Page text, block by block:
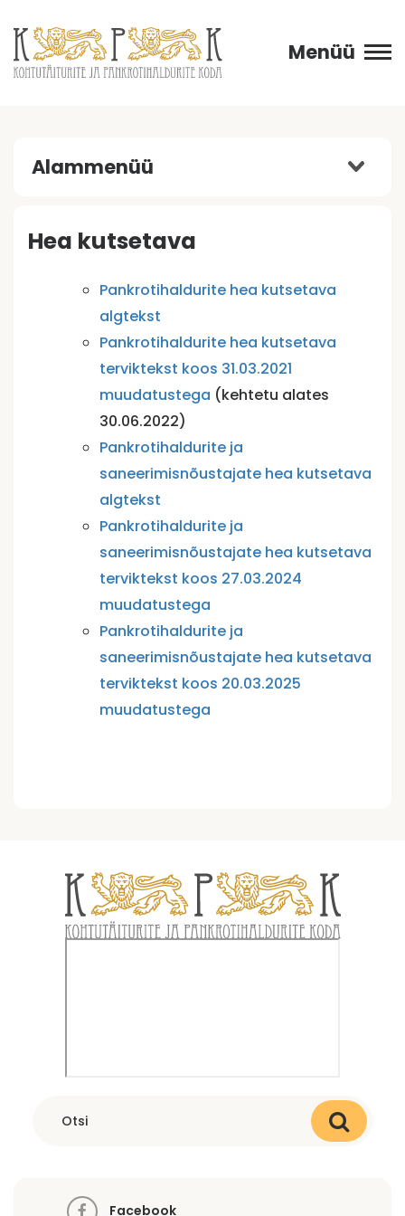
Menüü
Alammenüü
Hea kutsetava
Pankrotihaldurite hea kutsetava
algtekst
Pankrotihaldurite hea kutsetava
terviktekst koos 31.03.2021
muudatustega (kehtetu alates
30.06.2022)
Pankrotihaldurite ja
saneerimisnõustajate hea kutsetava
algtekst
Pankrotihaldurite ja
saneerimisnõustajate hea kutsetava
terviktekst koos 27.03.2024
muudatustega
Pankrotihaldurite ja
saneerimisnõustajate hea kutsetava
terviktekst koos 20.03.2025
muudatustega
Facebook